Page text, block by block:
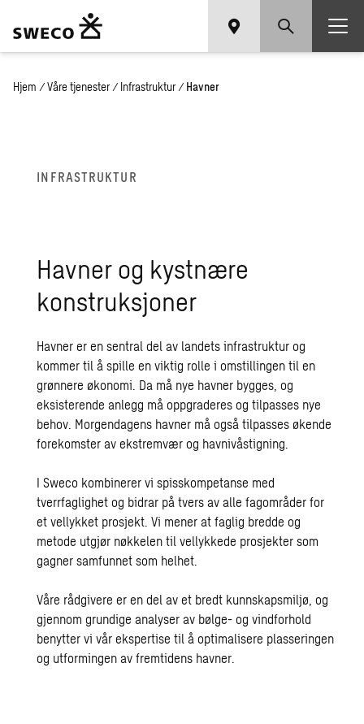
Hjem / Våre tjenester / Infrastruktur / Havner
INFRASTRUKTUR
Havner og kystnære
konstruksjoner
Havner er en sentral del av landets infrastruktur og
kommer til å spille en viktig rolle i omstillingen til en
grønnere økonomi. Da må nye havner bygges, og
eksisterende anlegg må oppgraderes og tilpasses nye
behov. Morgendagens havner må også tilpasses økende
forekomster av ekstremvær og havnivåstigning.
I Sweco kombinerer vi spisskompetanse med
tverrfaglighet og bidrar på tvers av alle fagområder for
et vellykket prosjekt. Vi mener at faglig bredde og
metode utgjør nøkkelen til vellykkede prosjekter som
gagner samfunnet som helhet.
Våre rådgivere er en del av et bredt kunnskapsmiljø, og
gjennom grundige analyser av bølge- og vindforhold
benytter vi vår ekspertise til å optimalisere plasseringen
og utformingen av fremtidens havner.